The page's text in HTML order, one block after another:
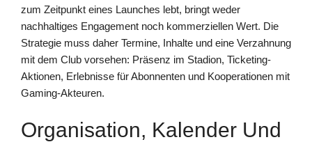
zum Zeitpunkt eines Launches lebt, bringt weder
nachhaltiges Engagement noch kommerziellen Wert. Die
Strategie muss daher Termine, Inhalte und eine Verzahnung
mit dem Club vorsehen: Präsenz im Stadion, Ticketing-
Aktionen, Erlebnisse für Abonnenten und Kooperationen mit
Gaming-Akteuren.
Organisation, Kalender Und